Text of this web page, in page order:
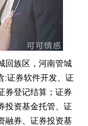
回族区，河南管城
:证券软件开发、证
券登记结算；证券
投资基金托管、证
融券、证券投资基